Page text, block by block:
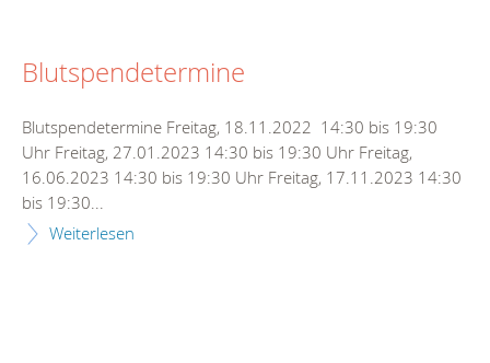
Blutspendetermine
Blutspendetermine Freitag, 18.11.2022 14:30 bis 19:30
Uhr Freitag, 27.01.2023 14:30 bis 19:30 Uhr Freitag,
16.06.2023 14:30 bis 19:30 Uhr Freitag, 17.11.2023 14:30
bis 19:30...
Weiterlesen